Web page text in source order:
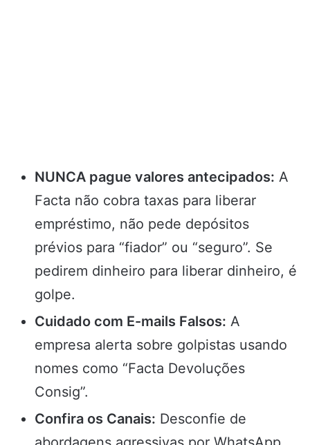
NUNCA pague valores antecipados: A
Facta não cobra taxas para liberar
empréstimo, não pede depósitos
prévios para “fiador” ou “seguro”. Se
pedirem dinheiro para liberar dinheiro, é
golpe.
Cuidado com E-mails Falsos: A
empresa alerta sobre golpistas usando
nomes como “Facta Devoluções
Consig”.
Confira os Canais: Desconfie de